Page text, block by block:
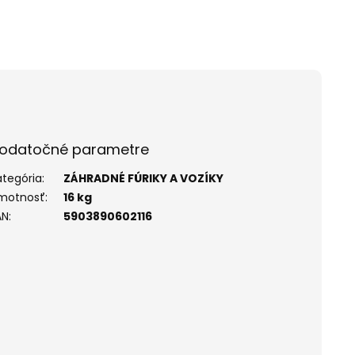
parametre
:
ZÁHRADNÉ FÚRIKY A VOZÍKY
:
16 kg
: 5903890602116